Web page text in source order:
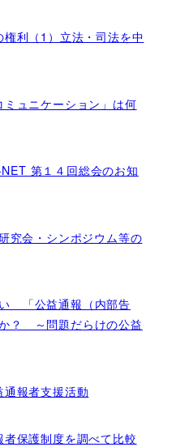
利（1）立法・司法を中
ュニケーション」は何
第１４回総会のお知
究会・シンポジウム等の
「公益通報（内部告
？ ～問題だらけの公益
報者支援活動
保護制度を調べて比較